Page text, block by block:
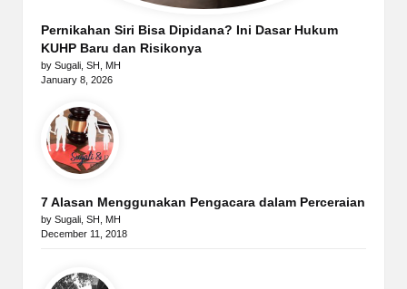
Pernikahan Siri Bisa Dipidana? Ini Dasar Hukum
KUHP Baru dan Risikonya
by Sugali, SH, MH
January 8, 2026
7 Alasan Menggunakan Pengacara dalam Perceraian
by Sugali, SH, MH
December 11, 2018